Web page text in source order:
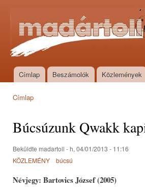
Madártoll
Főmenü
Címlap Beszámolók Közlemények
Címlap
Búcsúzunk Qwakk
Beküldte madartoll - h, 04/01/2013 - 11:16
KÖZLEMÉNY
búcsú
Névjegy: Bartovics József (2005)